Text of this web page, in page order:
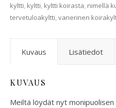
kyltti kyltti kyltti koirasta nimellä
tervetuloakyltti vanerinen
Kuvaus Lisätiedot
KUVAUS
Meiltä löydät nyt